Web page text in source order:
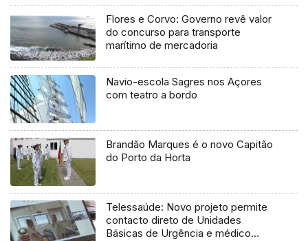
Flores e Corvo: Governo revê valor
do concurso para transporte
marítimo de mercadoria
Navio-escola Sagres nos Açores
com teatro a bordo
Brandão Marques é o novo Capitão
do Porto da Horta
Telessaúde: Novo projeto permite
contacto direto de Unidades
Básicas de Urgência e médico